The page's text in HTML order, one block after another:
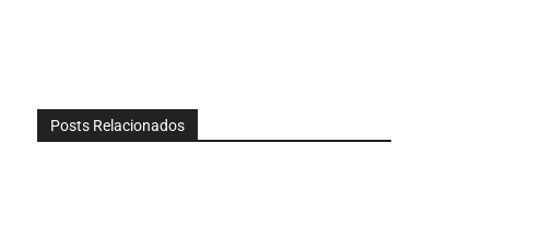
Posts Relacionados